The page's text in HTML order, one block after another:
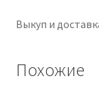
Выкуп и
Похожие